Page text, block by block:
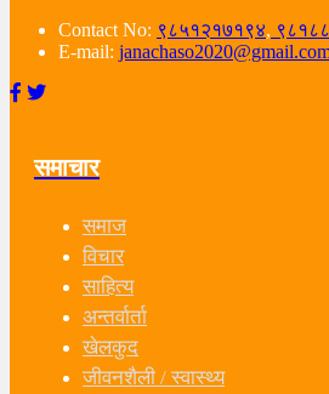
Contact No: ९८५१२१७१९४,
E-mail:
समाचार
समाज
विचार
साहित्य
अन्तर्वार्ता
खेलकुद
जीवनशैली / स्वास्थ्य